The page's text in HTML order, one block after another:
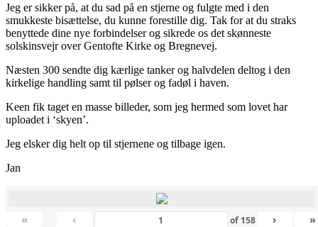
Jeg er sikker på, at du sad på en stjerne og fulgte med i den
smukkeste bisættelse, du kunne forestille dig. Tak for at du straks
benyttede dine nye forbindelser og sikrede os det skønneste
solskinsvejr over Gentofte Kirke og Bregnevej.
Næsten 300 sendte dig kærlige tanker og halvdelen deltog i den
kirkelige handling samt til pølser og fadøl i haven.
Keen fik taget en masse billeder, som jeg hermed som lovet har
uploadet i ‘skyen’.
Jeg elsker dig helt op til stjernene og tilbage igen.
Jan
« ‹ of 158 › »